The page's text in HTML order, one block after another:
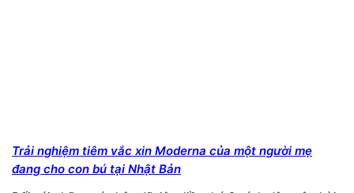
Trải nghiệm tiêm vắc xin Moderna của một người mẹ
đang cho con bú tại Nhật Bản